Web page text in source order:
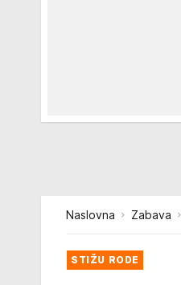
Naslovna Zabava
STIŽU RODE